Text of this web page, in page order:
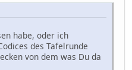
habe, oder ich
des Tafelrunde
von dem was Du da